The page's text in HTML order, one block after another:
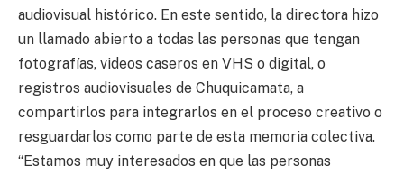
audiovisual histórico. En este sentido, la directora hizo
un llamado abierto a todas las personas que tengan
fotografías, videos caseros en VHS o digital, o
registros audiovisuales de Chuquicamata, a
compartirlos para integrarlos en el proceso creativo o
resguardarlos como parte de esta memoria colectiva.
“Estamos muy interesados en que las personas